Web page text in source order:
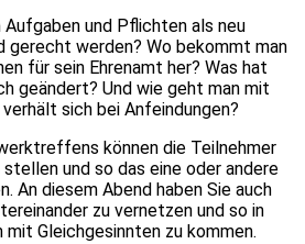
Aufgaben und Pflichten als neu
werden? Wo bekommt man
für sein Ehrenamt her? Was hat
geändert? Und wie geht man mit
sich bei Anfeindungen?
können die Teilnehmer
und so das eine oder andere
An diesem Abend haben Sie auch
zu vernetzen und so in
Gleichgesinnten zu kommen.